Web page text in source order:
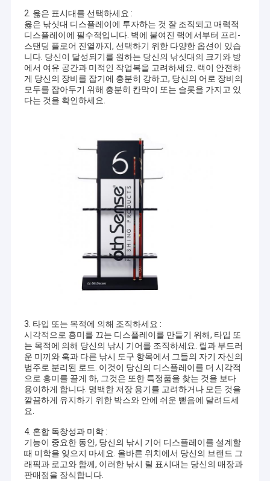
2. 옳은 표시대를 선택하세요 :
옳은 낚싯대 디스플레이에 투자하는 것 잘 조직되고 매력적
디스플레이에 필수적입니다. 벽에 붙여진 랙에서부터 프리-
스탠딩 플로어 진열까지, 선택하기 위한 다양한 옵션이 있습
니다. 당신이 달성되기를 원하는 당신의 낚싯대의 크기와 방
에서 여유 공간과 미적인 작업복을 고려하세요. 랙이 안전하
게 당신의 장비를 잡기에 충분히 강하고, 당신의 어로 장비의
모두를 잡아두기 위해 충분히 칸막이 또는 슬롯을 가지고 있
다는 것을 확인하세요.
3. 타입 또는 목적에 의해 조직하세요 :
시각적으로 흥미를 끄는 디스플레이를 만들기 위해, 타입 또
는 목적에 의해 당신의 낚시 기어를 조직하세요. 릴과 부드러
운 미끼와 훅과 다른 낚시 도구 항목에서 그들의 자기 자신의
범주로 분리된 로드. 이것이 당신의 디스플레이를 더 시각적
으로 흥미를 끌게 하, 그것은 또한 특정품을 찾는 것을 보다
용이하게 합니다. 명백한 저장 용기를 고려하거나 모든 것을
깔끔하게 유지하기 위한 박스와 안에 쉬운 뻗음에 달려드세
요.
4. 혼합 독창성과 미학 :
기능이 중요한 동안, 당신의 낚시 기어 디스플레이를 설계할
때 미학을 잊으지 마세요. 올바른 위치에서 당신의 브랜드 그
래픽과 로고와 함께, 이러한 낚시 릴 표시대는 당신의 매장과
판매점을 장식합니다.